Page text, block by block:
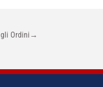
Ordini →